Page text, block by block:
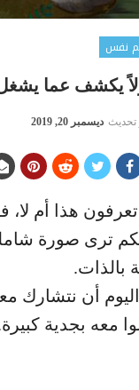
نفس
يكشف عما
تحديث ديسمبر 20, 2019
هذا أم لا،
ترى صورة
بالذات.
اليوم أن نتشارك
معه بجدية